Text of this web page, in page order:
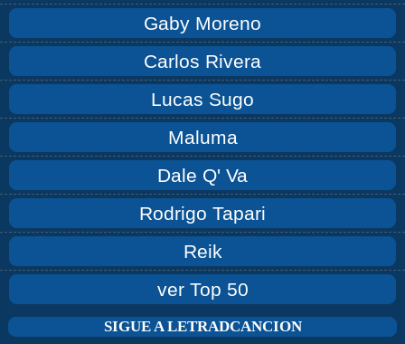
Gaby Moreno
Carlos Rivera
Lucas Sugo
Maluma
Dale Q' Va
Rodrigo Tapari
Reik
ver Top 50
SIGUE A LETRADCANCION